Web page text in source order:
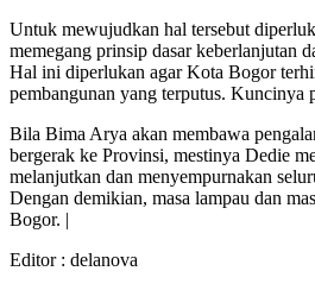
Untuk mewujudkan hal tersebut
memegang prinsip dasar keberlanjutan
Hal ini diperlukan agar Kota Bogor
pembangunan yang terputus. Kuncinya
Bila Bima Arya akan membawa
bergerak ke Provinsi, mestinya Dedie
melanjutkan dan menyempurnakan
Dengan demikian, masa lampau dan
Bogor. |
Editor : delanova